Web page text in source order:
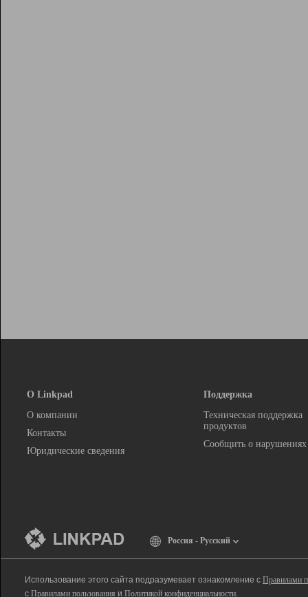
О Linkpad
О компании
Контакты
Юридические сведения
Поддержка
Техническая поддержка
продуктов
Сообщить о нарушениях
Россия - Русский
Использование этого сайта подразумевает ознакомление с Правилами
с Правилами пользования и Политикой конфиденциальности.